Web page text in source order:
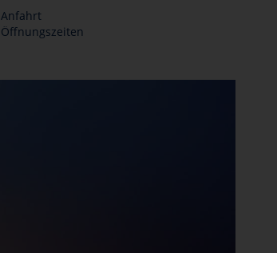
Anfahrt
Öffnungszeiten